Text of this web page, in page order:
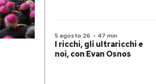
5 agosto 26 - 47 min
I ricchi, gli ultraricchi e
noi, con Evan Osnos